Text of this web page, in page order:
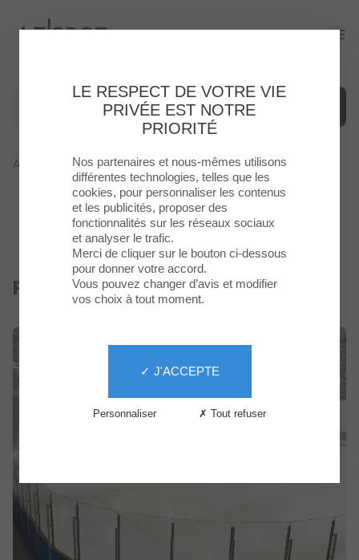
Le Spot
Menu
Enseignes
Loisirs
Services
Second
Life
Accueil Culture-Loisirs > Patinoire De L'Agora
Patinoire de l'Agora Fermé
LE RESPECT DE VOTRE VIE
PRIVÉE EST NOTRE
PRIORITÉ
Nos partenaires et nous-mêmes utilisons
différentes technologies, telles que les
cookies, pour personnaliser les contenus
et les publicités, proposer des
fonctionnalités sur les réseaux sociaux
et analyser le trafic.
Merci de cliquer sur le bouton ci-dessous
pour donner votre accord.
Vous pouvez changer d’avis et modifier
vos choix à tout moment.
✓ J'ACCEPTE
✗ Tout refuser
Personnaliser